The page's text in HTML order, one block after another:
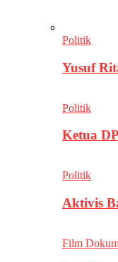
Politik
Yusuf
Politik
Ketua
Politik
Aktivis
Film